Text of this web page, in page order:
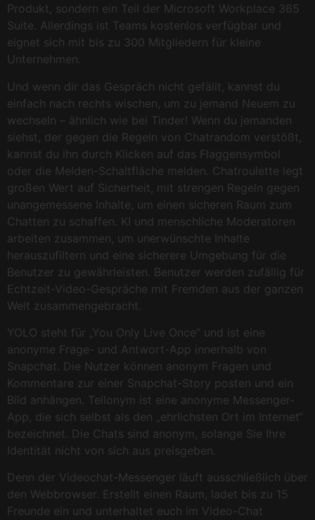
Produkt, sondern ein Teil der Microsoft Workplace 365
Suite. Allerdings ist Teams kostenlos verfügbar und
eignet sich mit bis zu 300 Mitgliedern für kleine
Unternehmen.
Und wenn dir das Gespräch nicht gefällt, kannst du
einfach nach rechts wischen, um zu jemand Neuem zu
wechseln – ähnlich wie bei Tinder! Wenn du jemanden
siehst, der gegen die Regeln von Chatrandom verstößt,
kannst du ihn durch Klicken auf das Flaggensymbol
oder die Melden-Schaltfläche melden. Chatroulette legt
großen Wert auf Sicherheit, mit strengen Regeln gegen
unangemessene Inhalte, um einen sicheren Raum zum
Chatten zu schaffen. KI und menschliche Moderatoren
arbeiten zusammen, um unerwünschte Inhalte
herauszufiltern und eine sicherere Umgebung für die
Benutzer zu gewährleisten. Benutzer werden zufällig für
Echtzeit-Video-Gespräche mit Fremden aus der ganzen
Welt zusammengebracht.
YOLO steht für „You Only Live Once“ und ist eine
anonyme Frage- und Antwort-App innerhalb von
Snapchat. Die Nutzer können anonym Fragen und
Kommentare zur einer Snapchat-Story posten und ein
Bild anhängen. Tellonym ist eine anonyme Messenger-
App, die sich selbst als den „ehrlichsten Ort im Internet“
bezeichnet. Die Chats sind anonym, solange Sie Ihre
Identität nicht von sich aus preisgeben.
Denn der Videochat-Messenger läuft ausschließlich über
den Webbrowser. Erstellt einen Raum, ladet bis zu 15
Freunde ein und unterhaltet euch im Video-Chat